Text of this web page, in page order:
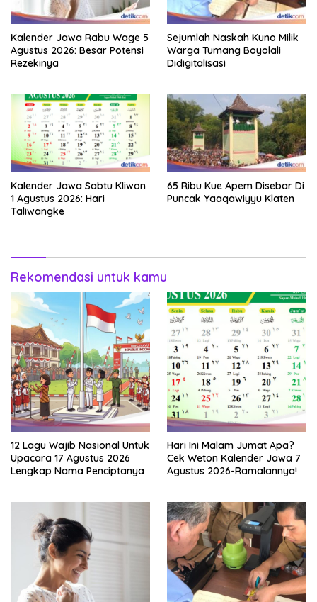
Kalender Jawa Rabu Wage 5
Agustus 2026: Besar Potensi
Rezekinya
Sejumlah Naskah Kuno Milik
Warga Tumang Boyolali
Didigitalisasi
Kalender Jawa Sabtu Kliwon
1 Agustus 2026: Hari
Taliwangke
65 Ribu Kue Apem Disebar Di
Puncak Yaaqawiyyu Klaten
Rekomendasi untuk kamu
12 Lagu Wajib Nasional Untuk
Upacara 17 Agustus 2026
Lengkap Nama Penciptanya
Hari Ini Malam Jumat Apa?
Cek Weton Kalender Jawa 7
Agustus 2026-Ramalannya!